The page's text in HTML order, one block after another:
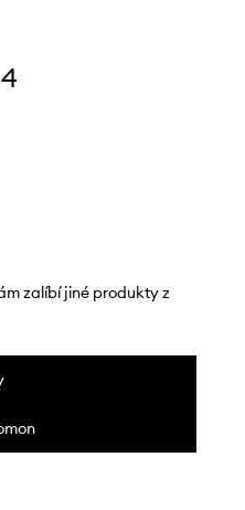
zalíbí jiné produkty z